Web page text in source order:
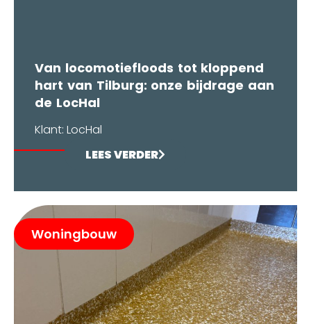
Van locomotiefloods tot kloppend
hart van Tilburg: onze bijdrage aan
de LocHal
Klant: LocHal
LEES VERDER
Woningbouw